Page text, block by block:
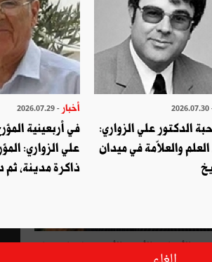
الأجناس الأدبيّة الأخرى ولو باختصار
-
الدكتور علي الزواري:
والعلاّمة في ميدان
أخبار - 2026.07.29
في أربعينية
علي الزواري:
ذاكرة مدينة،